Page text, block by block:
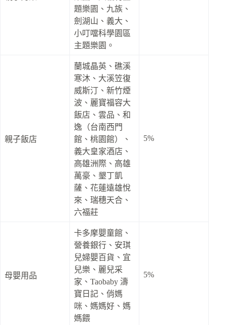
題樂園、九族、
劍湖山、義大、
小叮噹科學園區
主題樂園。
親子飯店
蘭城晶英、礁溪
寒沐、大溪笠復
威斯汀、新竹煙
波、麗寶福容大
飯店、雲品、和
逸（台南西門
館、桃園館）、
義大皇家酒店、
高雄洲際、高雄
萬豪、墾丁凱
薩、花蓮遠雄悅
來、瑞穗天合、
六福莊
5%
母嬰用品
卡多摩嬰童館、
營養銀行、安琪
兒婦嬰百貨、宜
兒樂、麗兒采
家、Taobaby 濤
寶日記、俏媽
咪、媽媽好、媽
媽餵
5%